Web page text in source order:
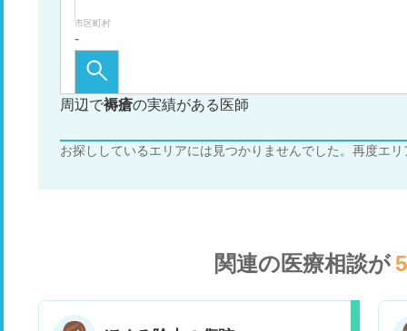
市区町村
周辺で褥瘡の実績がある医師
お探ししているエリアには見つかりませんでした。再度エ
関連の医療相談が